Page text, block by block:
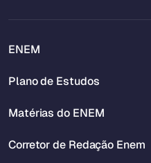
ENEM
Plano de Estudos
Matérias do ENEM
Corretor de Redação Enem